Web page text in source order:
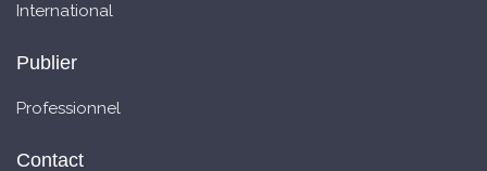
International
Publier
Professionnel
Contact